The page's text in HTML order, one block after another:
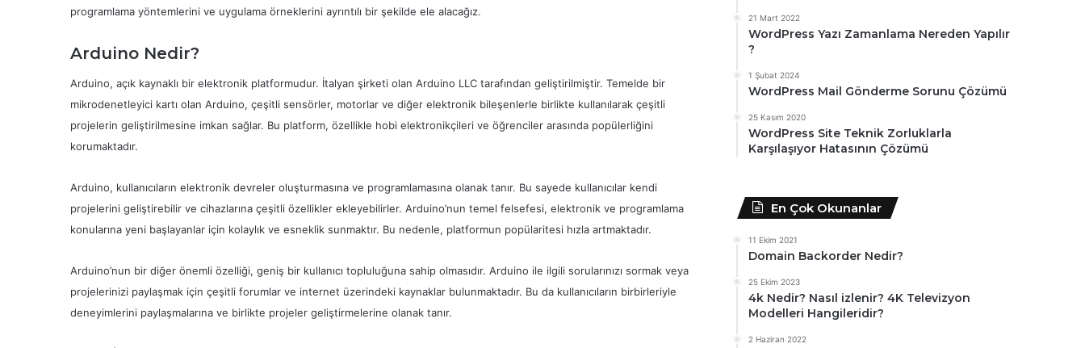
programlama yöntemlerini ve uygulama örneklerini ayrıntılı bir şekilde ele alacağız.
Arduino Nedir?
Arduino, açık kaynaklı bir elektronik platformudur. İtalyan şirketi olan Arduino LLC tarafından geliştirilmiştir. Temelde bir
mikrodenetleyici kartı olan Arduino, çeşitli sensörler, motorlar ve diğer elektronik bileşenlerle birlikte kullanılarak çeşitli
projelerin geliştirilmesine imkan sağlar. Bu platform, özellikle hobi elektronikçileri ve öğrenciler arasında popülerliğini
korumaktadır.
Arduino, kullanıcıların elektronik devreler oluşturmasına ve programlamasına olanak tanır. Bu sayede kullanıcılar kendi
projelerini geliştirebilir ve cihazlarına çeşitli özellikler ekleyebilirler. Arduino’nun temel felsefesi, elektronik ve programlama
konularına yeni başlayanlar için kolaylık ve esneklik sunmaktır. Bu nedenle, platformun popülaritesi hızla artmaktadır.
Arduino’nun bir diğer önemli özelliği, geniş bir kullanıcı topluluğuna sahip olmasıdır. Arduino ile ilgili sorularınızı sormak veya
projelerinizi paylaşmak için çeşitli forumlar ve internet üzerindeki kaynaklar bulunmaktadır. Bu da kullanıcıların birbirleriyle
deneyimlerini paylaşmalarına ve birlikte projeler geliştirmelerine olanak tanır.
21 Mart 2022
WordPress Yazı Zamanlama Nereden Yapılır
?
1 Şubat 2024
WordPress Mail Gönderme Sorunu Çözümü
25 Kasım 2020
WordPress Site Teknik Zorluklarla
Karşılaşıyor Hatasının Çözümü
En Çok Okunanlar
11 Ekim 2021
Domain Backorder Nedir?
25 Ekim 2023
4k Nedir? Nasıl izlenir? 4K Televizyon
Modelleri Hangileridir?
2 Haziran 2022